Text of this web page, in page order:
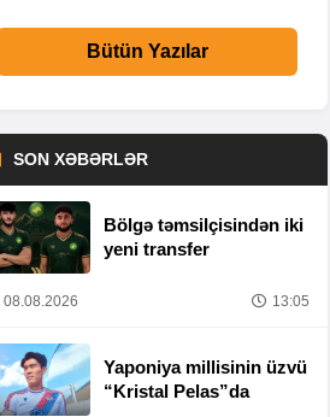
Bütün Yazılar
SON XƏBƏRLƏR
Bölgə təmsilçisindən iki
yeni transfer
08.08.2026 13:05
Yaponiya millisinin üzvü
“Kristal Pelas”da